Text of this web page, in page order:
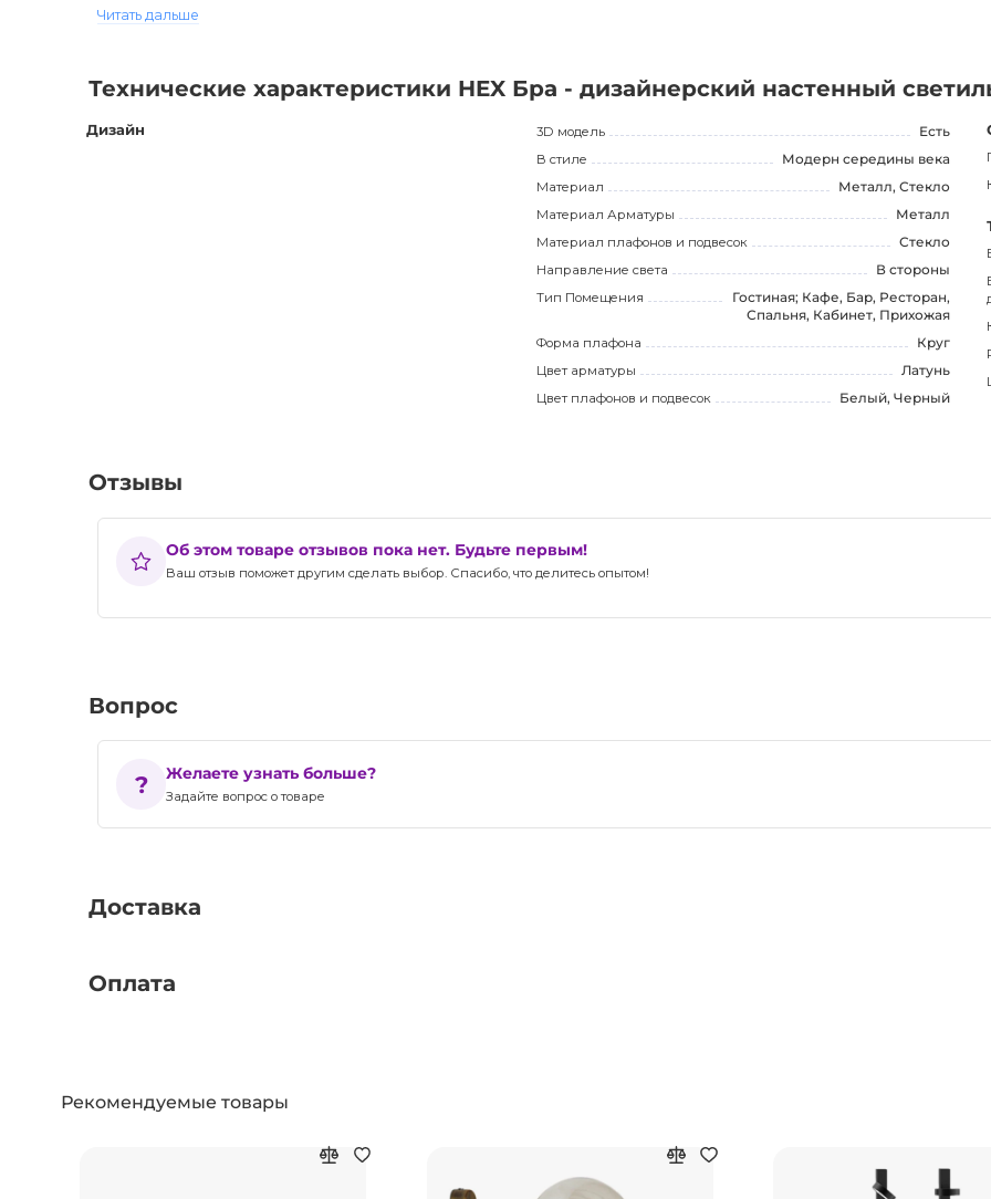
классики. Он добавит шарма и элегантности в ваш интерьер, станет ярким акцентом и воплотит ваши самые
смелые дизайнерские идеи.
Купить HEX Бра можно только в интернет-магазине AnzAzo, где предлагаются самые выгодные цены и
идеальный выбор для создания уютной и функциональной атмосферы в вашем доме или предприятии.
Читать дальше
Технические характеристики HEX Бра - дизайнерский настенный
Дизайн 3D модель
Есть
В стиле
Модерн середины века
Материал
Металл, Стекло
Материал Арматуры
Металл
Материал плафонов и подвесок
Стекло
Направление света
В стороны
Тип Помещения
Гостиная; Кафе, Бар, Ресторан,
Спальня, Кабинет, Прихожая
Форма плафона
Круг
Цвет арматуры
Латунь
Цвет плафонов и подвесок
Белый, Черный
Отзывы
Об этом товаре отзывов пока нет. Будьте первым!
Ваш отзыв поможет другим сделать выбор. Спасибо, что делитесь опытом!
Вопрос
Желаете узнать больше?
Задайте вопрос о товаре
Доставка
Оплата
Рекомендуемые товары